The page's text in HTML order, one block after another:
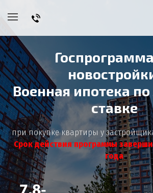
Военная ипотека по
ставке
при покупке квартиры у
Срок действия программы
года